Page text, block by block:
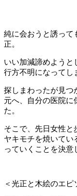
純に会おうと誘って
正。
いい加減諦めようと
行方不明になってし
探しまわったが見つ
元へ、自分の医院に
た。
そこで、先日女性と
ヤキモチを焼いてい
っていくことを決意
＜光正と木絵のエピ